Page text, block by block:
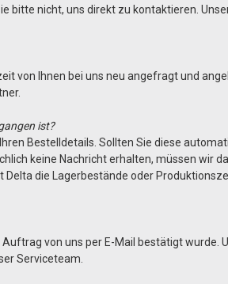
bitte nicht, uns direkt zu kontaktieren.
von Ihnen bei uns neu angefragt und
ist?
Bestelldetails. Sollten Sie diese
keine Nachricht erhalten, müssen wir
die Lagerbestände oder
von uns per E-Mail bestätigt wurde.
Serviceteam.